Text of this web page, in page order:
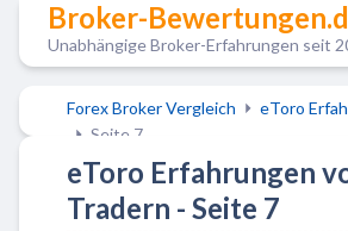
Broker-
Unabhängige Broker-Erfahrungen seit
Forex Broker Vergleich
eToro
Seite 7
eToro Erfahrungen
Tradern - Seite 7